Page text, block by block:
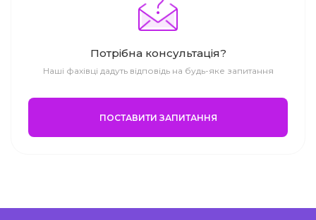
Потрібна консультація?
Наші фахівці дадуть відповідь на будь-яке запитання
ПОСТАВИТИ ЗАПИТАННЯ